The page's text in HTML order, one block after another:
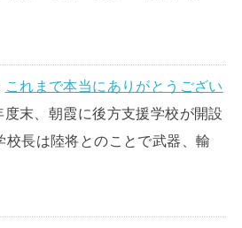
これまで本当にありがとうござい
度末、朝霞に後方支援学校が開設
校長は陸将とのことで武器、輸